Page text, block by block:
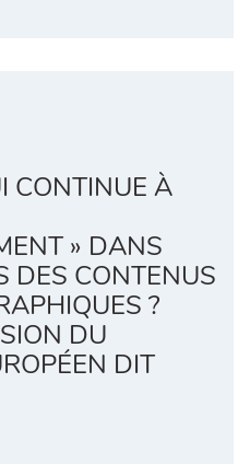
CONTINUE À
» DANS
DES CONTENUS
?
DU
DIT